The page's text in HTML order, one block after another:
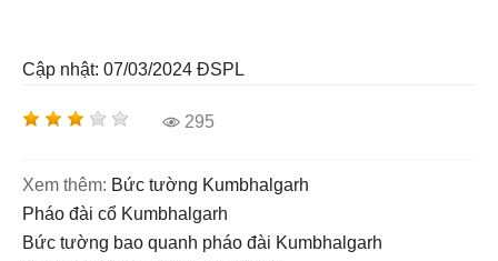
Cập nhật: 07/03/2024 ĐSPL
295
Xem thêm:
Bức tường Kumbhalgarh
pháo đài cổ Kumbhalgarh
bức tường bao quanh pháo đài Kumbhalgarh